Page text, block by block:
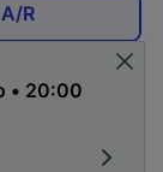
A/R